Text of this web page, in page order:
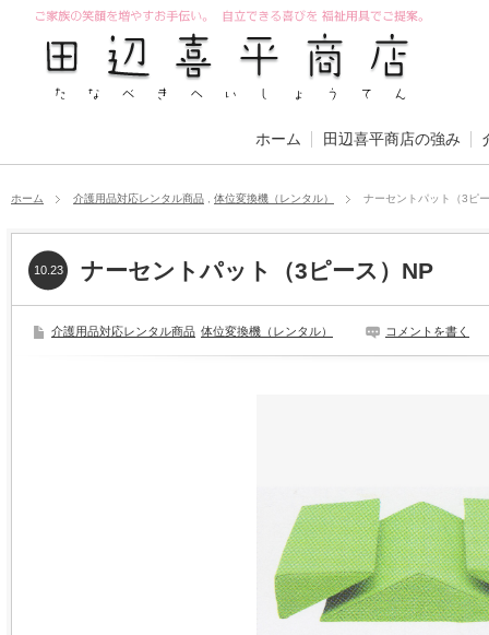
ホーム 田辺喜平商店の強み
ホーム 介護用品対応レンタル商品 体位変換機（レンタル） ナーセントパット（3ピ
ナーセントパット（3ピース）NP
10.23
介護用品対応レンタル商品 体位変換機（レンタル） コメントを書く